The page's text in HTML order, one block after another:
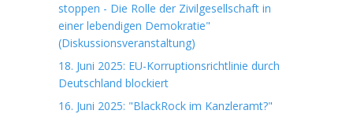
stoppen - Die Rolle der Zivilgesellschaft in
einer lebendigen Demokratie"
(Diskussionsveranstaltung)
18. Juni 2025: EU-Korruptionsrichtlinie durch
Deutschland blockiert
16. Juni 2025: "BlackRock im Kanzleramt?"